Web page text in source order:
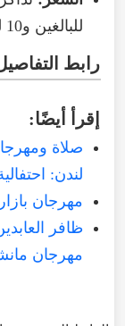
للبالغين و10
رابط
إقرأ أيضًا:
لندن:
مهرجان
ظافر
مهرجان